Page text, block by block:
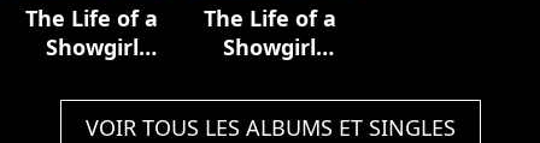
The Life of a
Showgirl
Track Version)
The Life of a
Showgirl
Track Version)
VOIR TOUS LES ALBUMS ET SINGLES